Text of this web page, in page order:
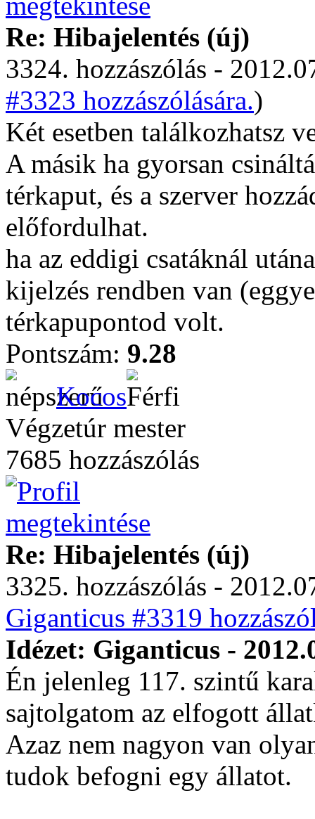
Re: Hibajelentés (új)
3324. hozzászólás -
#3323 hozzászólására.)
Két esetben találkozhatsz
A másik ha gyorsan
térkaput, és a szerver
előfordulhat.
ha az eddigi csatáknál
kijelzés rendben van
térkapupontod volt.
Pontszám: 9.28
Kocos
Végzetúr mester
7685 hozzászólás
Re: Hibajelentés (új)
3325. hozzászólás -
Giganticus #3319
Idézet: Giganticus -
Én jelenleg 117. szintű
sajtolgatom az elfogott
Azaz nem nagyon van
tudok befogni egy állatot.